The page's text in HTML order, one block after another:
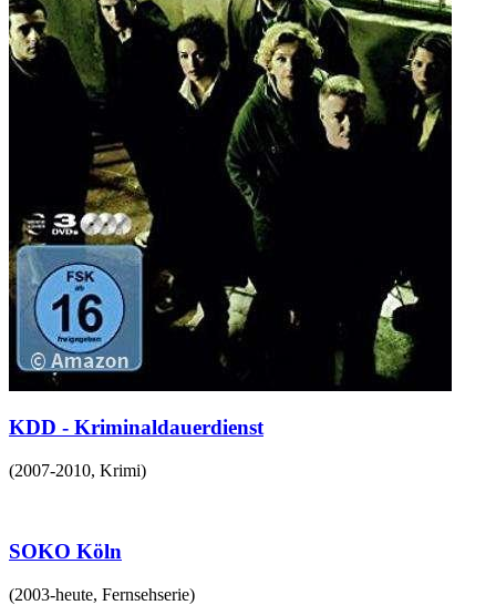
KDD - Kriminaldauerdienst
(2007-2010, Krimi)
SOKO Köln
(2003-heute, Fernsehserie)